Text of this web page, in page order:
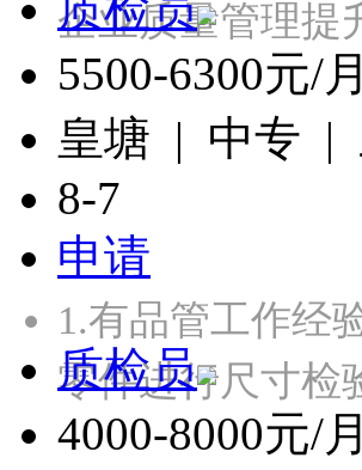
企业质量管理
5500-6300元/月
皇塘 | 中专 |
8-7
申请
1.有品管工作经
零件进行尺寸
质检员
4000-8000元/月